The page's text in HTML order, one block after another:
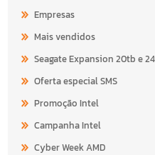
Empresas
Mais vendidos
Seagate Expansion 20tb e
Oferta especial SMS
Promoção Intel
Campanha Intel
Cyber Week AMD